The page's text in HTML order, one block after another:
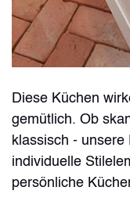
Diese Küchen
gemütlich. Ob
klassisch -
individuelle
persönliche